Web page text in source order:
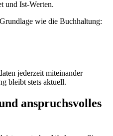
und Ist-Werten.
wie die Buchhaltung:
jederzeit miteinander
bleibt stets aktuell.
anspruchsvolles